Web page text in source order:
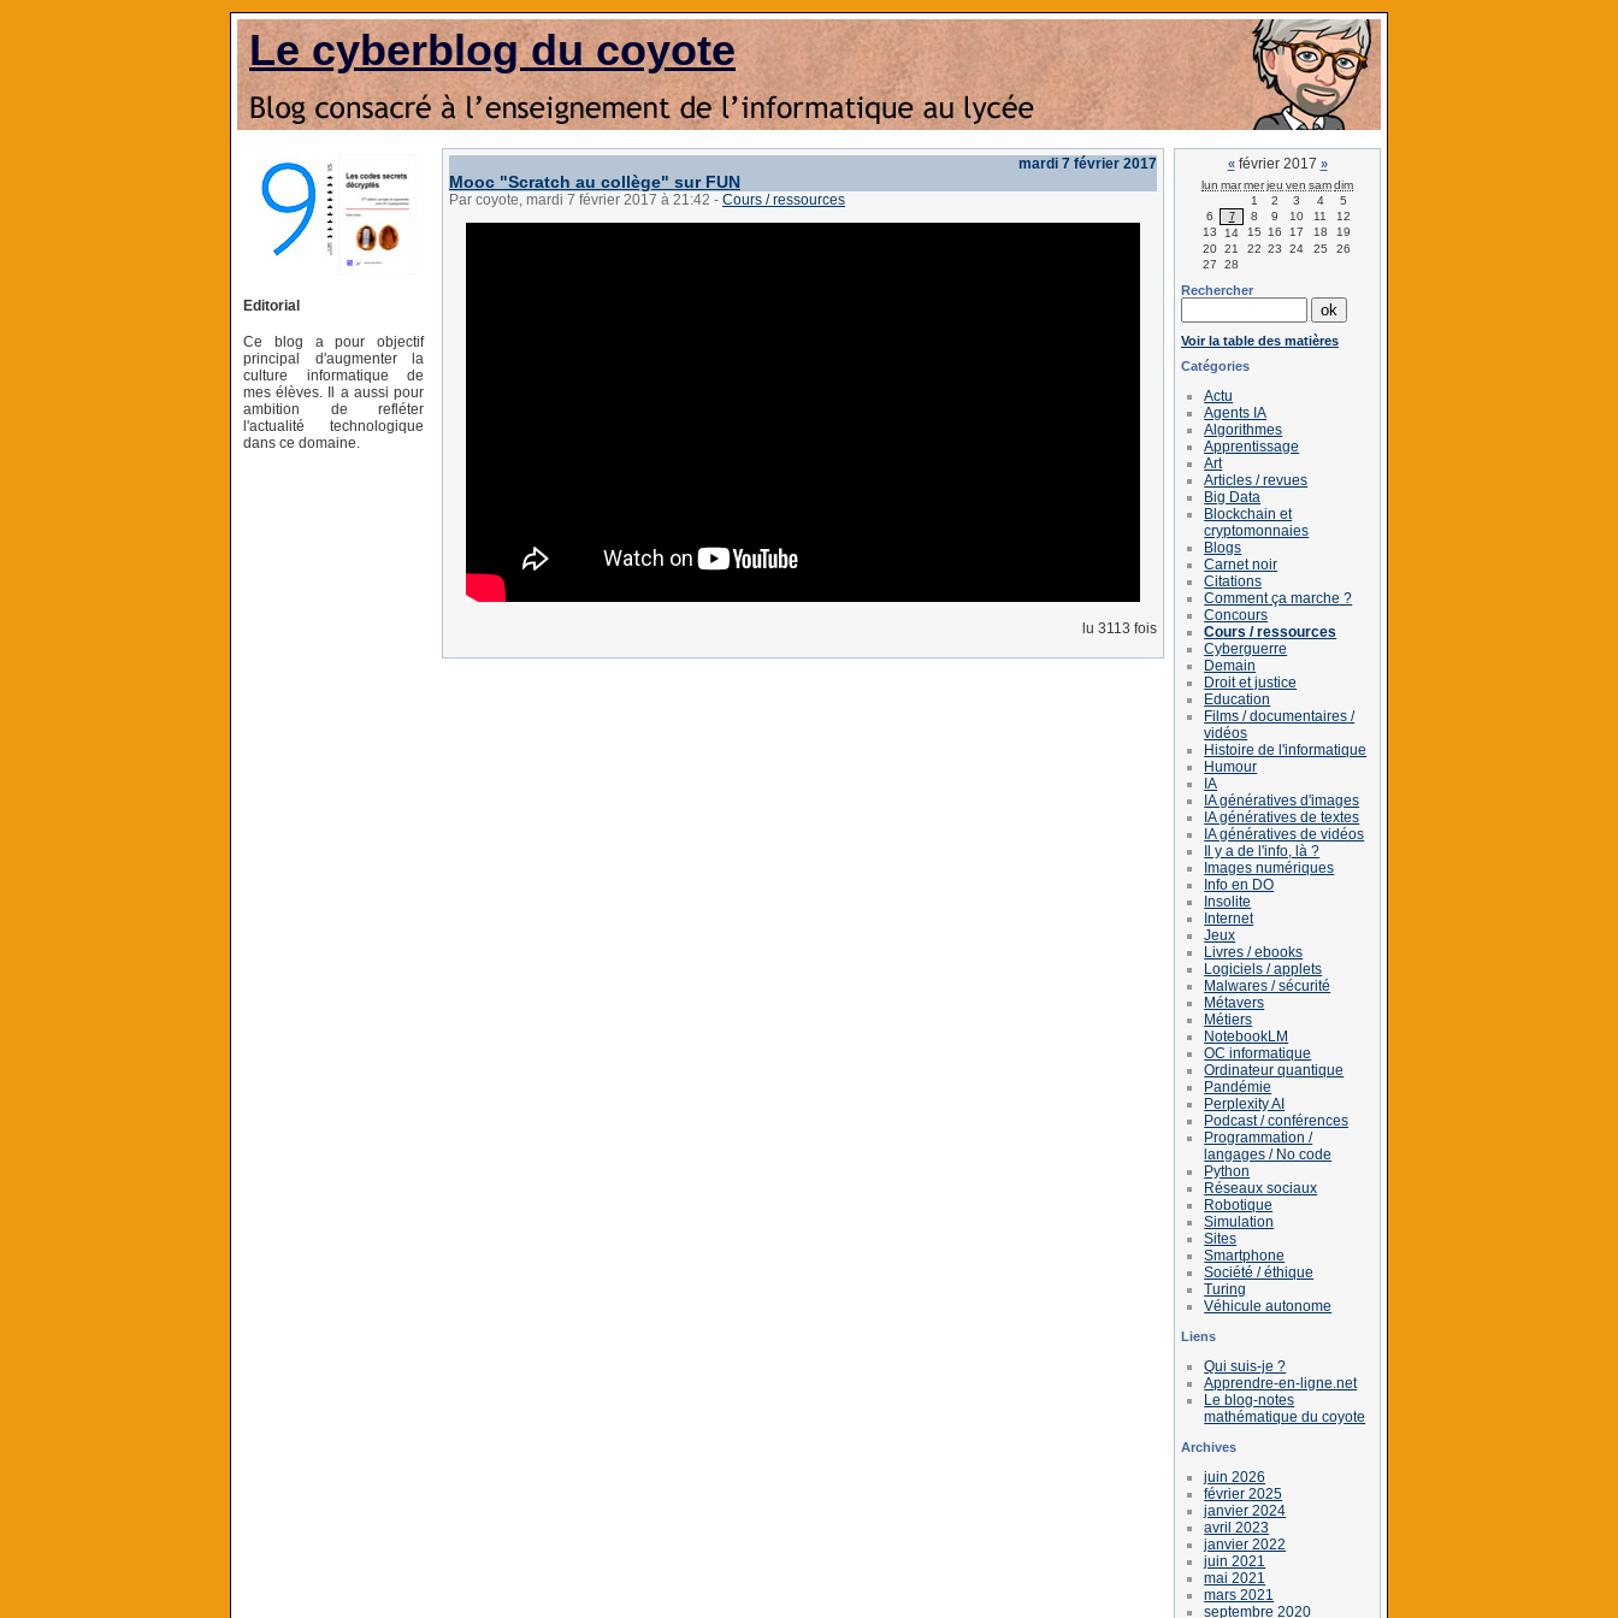
Le cyberblog du coyote
Editorial
Ce blog a pour objectif
principal d'augmenter la
culture informatique de
mes élèves. Il a aussi pour
ambition de refléter
l'actualité technologique
dans ce domaine.
mardi 7 février 2017
Mooc "Scratch au collège" sur FUN
Par coyote, mardi 7 février 2017 à 21:42 - Cours / ressources
lu 3113 fois
«février 2017 »
lun marmerjeu ven samdim
1
2 3 4
5
6
7 8 9 10 11
12
13
14 15 16 17 18
19
20 21 22 23 24 25
26
27
28
Rechercher
Voir la table des matières
Catégories
Actu
Agents IA
Algorithmes
Apprentissage
Art
Articles / revues
Big Data
Blockchain et
cryptomonnaies
Blogs
Carnet noir
Citations
Comment ça marche ?
Concours
Cours / ressources
Cyberguerre
Demain
Droit et justice
Education
Films / documentaires /
vidéos
Histoire de l'informatique
Humour
IA
IA génératives d'images
IA génératives de textes
IA génératives de vidéos
Il y a de l'info, là ?
Images numériques
Info en DO
Insolite
Internet
Jeux
Livres / ebooks
Logiciels / applets
Malwares / sécurité
Métavers
Métiers
NotebookLM
OC informatique
Ordinateur quantique
Pandémie
Perplexity AI
Podcast / conférences
Programmation /
langages / No code
Python
Réseaux sociaux
Robotique
Simulation
Sites
Smartphone
Société / éthique
Turing
Véhicule autonome
Liens
Qui suis-je ?
Apprendre-en-ligne.net
Le blog-notes
mathématique du coyote
Archives
juin 2026
février 2025
janvier 2024
avril 2023
janvier 2022
juin 2021
mai 2021
mars 2021
septembre 2020